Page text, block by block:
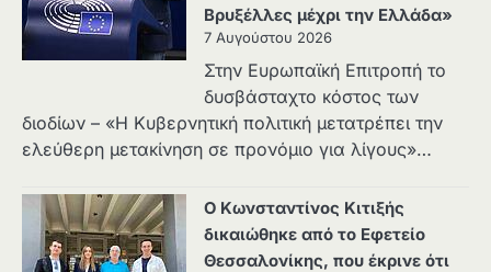
Βρυξέλλες μέχρι την Ελλάδα»
7 Αυγούστου 2026
Στην Ευρωπαϊκή Επιτροπή το
δυσβάσταχτο κόστος των
διοδίων – «Η Κυβερνητική πολιτική μετατρέπει την
ελεύθερη μετακίνηση σε προνόμιο για λίγους»…
Ο Κωνσταντίνος Κιτιξής
δικαιώθηκε από το Εφετείο
Θεσσαλονίκης, που έκρινε ότι